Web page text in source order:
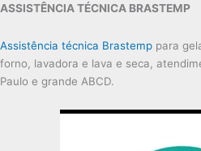
ASSISTÊNCIA TÉCNICA BRASTEMP
Assistência técnica Brastemp para
forno, lavadora e lava e seca,
Paulo e grande ABCD.